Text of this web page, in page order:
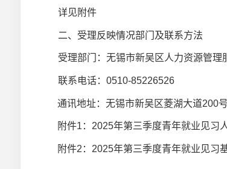
详见附件
二、受理反映情况部门及联系方法
受理部门：无锡市新吴区人力资源管理
联系电话：0510-85226526
通讯地址：无锡市新吴区菱湖大道200
附件1：2025年第三季度青年就业见习
附件2：2025年第三季度青年就业见习